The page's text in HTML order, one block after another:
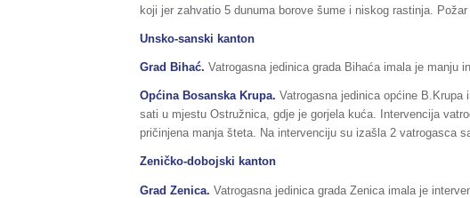
koji jer zahvatio 5 dunuma borove šume i niskog rastinja.
Unsko-sanski kanton
Grad Bihać. Vatrogasna jedinica grada Bihaća imala je manju
Općina Bosanska Krupa. Vatrogasna jedinica općine B.Krupa
sati u mjestu Ostružnica, gdje je gorjela kuća. Intervencija
pričinjena manja šteta. Na intervenciju su izašla 2 vatrogasca
Zeničko-dobojski kanton
Grad Zenica. Vatrogasna jedinica grada Zenica imala je